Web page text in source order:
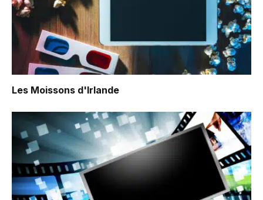
Les Moissons d'Irlande